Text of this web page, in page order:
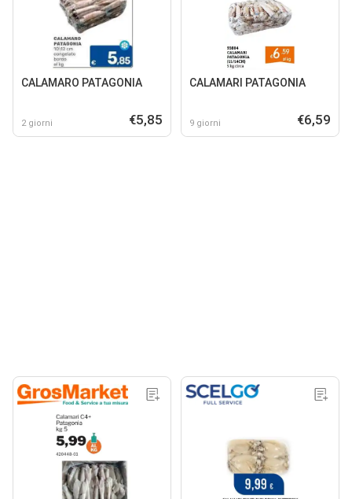
CALAMARO PATAGONIA
2 giorni €5,85
CALAMARI PATAGONIA
9 giorni €6,59